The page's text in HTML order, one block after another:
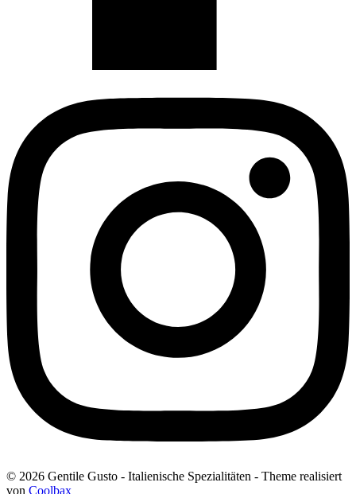
© 2026 Gentile Gusto - Italienische Spezialitäten - Theme realisiert
von Coolbax